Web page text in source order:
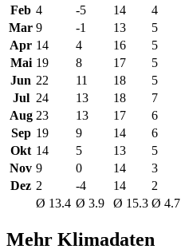
Feb 4 -5 14
4
Mar 9 -1 13
5
Apr 14 4 16
5
Mai 19 8 17
5
Jun 22 11 18
5
Jul 24 13 18
7
Aug 23 13 17
6
Sep 19 9 14
6
Okt 14 5 13
5
Nov 9 0 14
3
Dez 2 -4 14
2
Ø 13.4 Ø 3.9 Ø 15.3 Ø 4.7
Mehr Klimadaten